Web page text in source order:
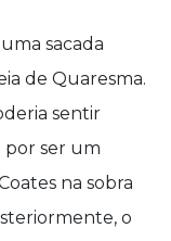
sacada
de Quaresma.
sentir
por ser um
na sobra
o